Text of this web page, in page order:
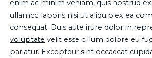
enim ad minim veniam, quis nostrud
ullamco laboris nisi ut aliquip ex ea
consequat. Duis aute irure dolor in
voluptate velit esse cillum dolore eu
pariatur. Excepteur sint occaecat